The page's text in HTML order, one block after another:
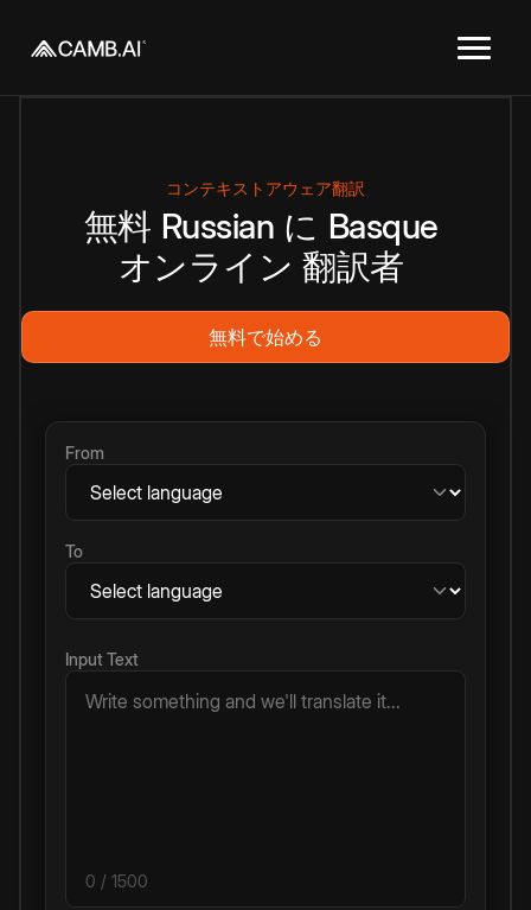
コンテキストアウェア翻訳
無料 Russian に Basque
オンライン 翻訳者
無料で始める
From
To
Input Text
0 / 1500